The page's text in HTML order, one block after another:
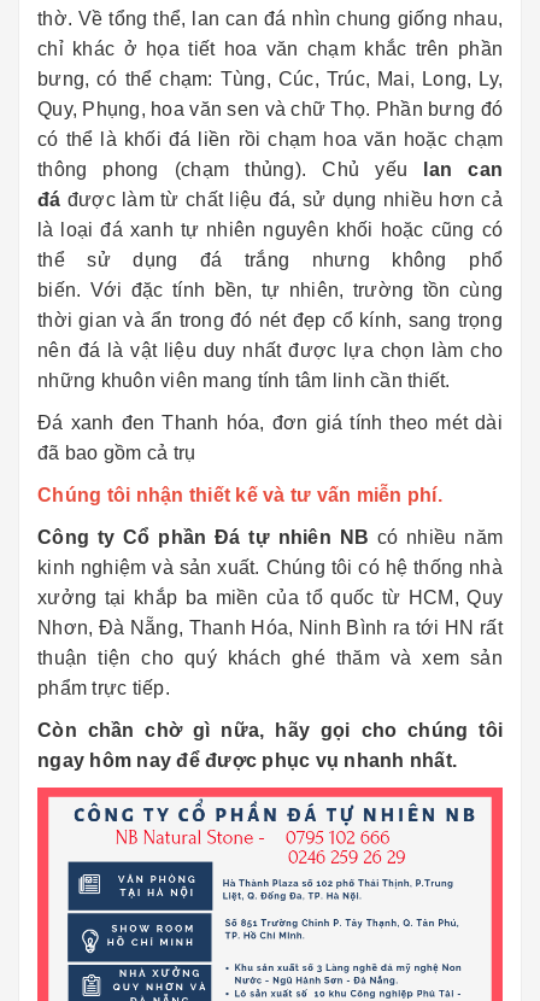
thờ. Về tổng thể, lan can đá nhìn chung giống nhau,
chỉ khác ở họa tiết hoa văn chạm khắc trên phần
bưng, có thể chạm: Tùng, Cúc, Trúc, Mai, Long, Ly,
Quy, Phụng, hoa văn sen và chữ Thọ. Phần bưng đó
có thể là khối đá liền rồi chạm hoa văn hoặc chạm
thông phong (chạm thủng). Chủ yếu
lan can
đá được làm từ chất liệu đá, sử dụng nhiều hơn cả
là loại đá xanh tự nhiên nguyên khối hoặc cũng có
thể sử dụng đá trắng nhưng không phổ
biến. Với đặc tính bền, tự nhiên, trường tồn cùng
thời gian và ẩn trong đó nét đẹp cổ kính, sang trọng
nên đá là vật liệu duy nhất được lựa chọn làm cho
những khuôn viên mang tính tâm linh cần thiết.
Đá xanh đen Thanh hóa, đơn giá tính theo mét dài
đã bao gồm cả trụ
Chúng tôi nhận thiết kế và tư vấn miễn phí.
Công ty Cổ phần Đá tự nhiên NB có nhiều năm
kinh nghiệm và sản xuất. Chúng tôi có hệ thống nhà
xưởng tại khắp ba miền của tổ quốc từ HCM, Quy
Nhơn, Đà Nẵng, Thanh Hóa, Ninh Bình ra tới HN rất
thuận tiện cho quý khách ghé thăm và xem sản
phẩm trực tiếp.
Còn chần chờ gì nữa, hãy gọi cho chúng tôi
ngay hôm nay để được phục vụ nhanh nhất.